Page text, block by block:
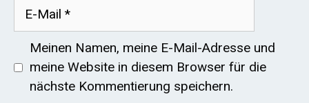
Meinen Namen, meine E-Mail-Adresse und
meine Website in diesem Browser für die
nächste Kommentierung speichern.